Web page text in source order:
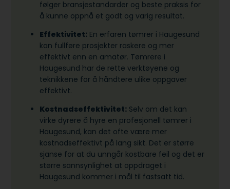
følger bransjestandarder og beste praksis for
å kunne oppnå et godt og varig resultat.
Effektivitet: En erfaren tømrer i Haugesund
kan fullføre prosjekter raskere og mer
effektivt enn en amatør. Tømrere i
Haugesund har de rette verktøyene og
teknikkene for å håndtere ulike oppgaver
effektivt.
Kostnadseffektivitet: Selv om det kan
virke dyrere å hyre en profesjonell tømrer i
Haugesund, kan det ofte være mer
kostnadseffektivt på lang sikt. Det er større
sjanse for at du unngår kostbare feil og det er
større sannsynlighet at oppdraget i
Haugesund kommer i mål til fastsatt tid.